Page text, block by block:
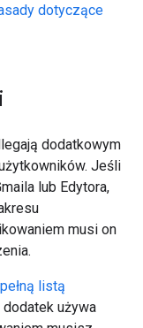
dotyczące
dodatkowym
Jeśli
lub Edytora,
musi on
pełną listą
używa